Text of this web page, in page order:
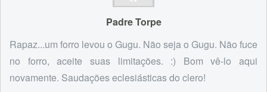
Padre Torpe
Rapaz...um forro levou o Gugu. Não seja o Gugu. Não fuce
no forro, aceite suas limitações. :) Bom vê-lo aqui
novamente. Saudações eclesiásticas do clero!